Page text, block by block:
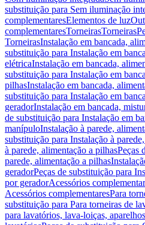
substituição para Sem iluminação
complementaresElementos de luz
complementaresTorneirasTorneiras
TorneirasInstalação em bancada,
substituição para Instalação em
elétricaInstalação em bancada,
substituição para Instalação em
pilhasInstalação em bancada,
substituição para Instalação em
geradorInstalação em bancada,
de substituição para Instalação em
manípuloInstalação à parede,
substituição para Instalação à
à parede, alimentação a pilhasPeças
parede, alimentação a pilhas
geradorPeças de substituição para
por geradorAcessórios
Acessórios complementaresPara
substituição para Para torneiras de
para lavatórios, lava-loiças,